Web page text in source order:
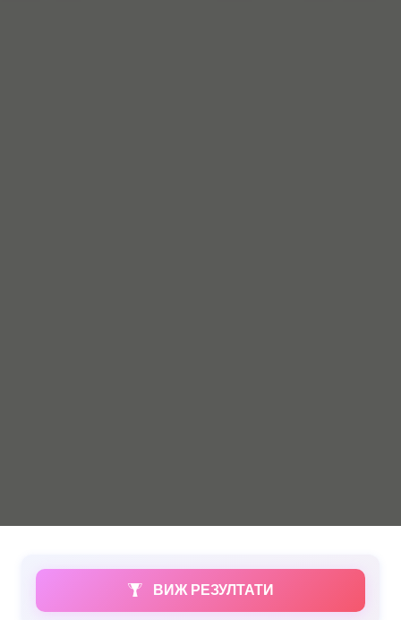
ВИЖ РЕЗУЛТАТИ